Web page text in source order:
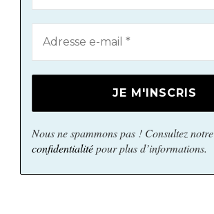
Nous ne spammons pas ! Consultez notre
confidentialitépour plus d’informations.